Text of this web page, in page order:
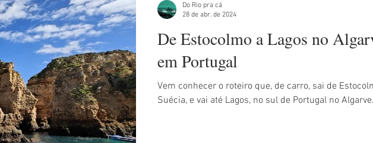
De Estocolmo a Lagos no
em Portugal
Vem conhecer o roteiro que, de carro, sai de
Suécia, e vai até Lagos, no sul de Portugal no Algarve.
Do Rio pra cá
28 de abr. de 2024